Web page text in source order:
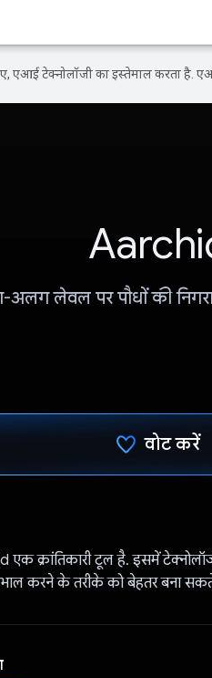
एआई टेक्नोलॉजी का इस्तेमाल करता है.
लेवल पर पौधों की
वोट करें
एक क्रांतिकारी टूल है. इसमें
करने के तरीके को बेहतर बना